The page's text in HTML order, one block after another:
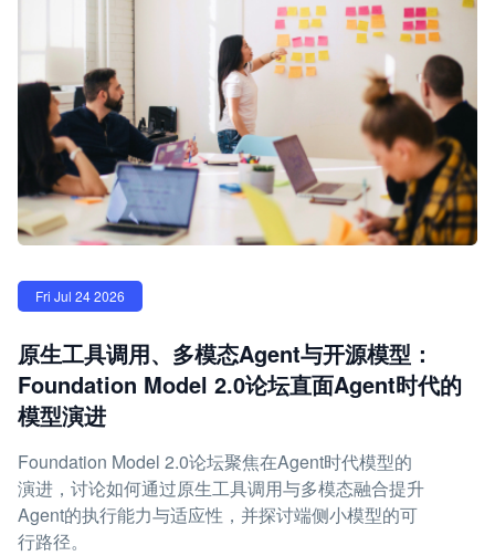
Fri Jul 24 2026
原生工具调用、多模态Agent与开源模型：
Foundation Model 2.0论坛直面Agent时代的
模型演进
Foundation Model 2.0论坛聚焦在Agent时代模型的
演进，讨论如何通过原生工具调用与多模态融合提升
Agent的执行能力与适应性，并探讨端侧小模型的可
行路径。